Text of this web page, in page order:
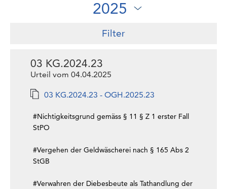
Filter
03 KG.2024.23
Urteil vom 04.04.2025
03 KG.2024.23 - OGH.2025.23
#Nichtigkeitsgrund gemäss § 11 § Z 1 erster Fall
StPO
#Vergehen der Geldwäscherei nach § 165 Abs 2
StGB
#Verwahren der Diebesbeute als Tathandlung der